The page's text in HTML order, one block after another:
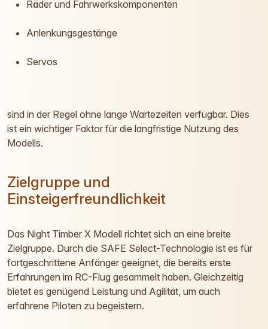
Räder und Fahrwerkskomponenten
Anlenkungsgestänge
Servos
sind in der Regel ohne lange Wartezeiten verfügbar. Dies
ist ein wichtiger Faktor für die langfristige Nutzung des
Modells.
Zielgruppe und
Einsteigerfreundlichkeit
Das Night Timber X Modell richtet sich an eine breite
Zielgruppe. Durch die SAFE Select-Technologie ist es für
fortgeschrittene Anfänger geeignet, die bereits erste
Erfahrungen im RC-Flug gesammelt haben. Gleichzeitig
bietet es genügend Leistung und Agilität, um auch
erfahrene Piloten zu begeistern.